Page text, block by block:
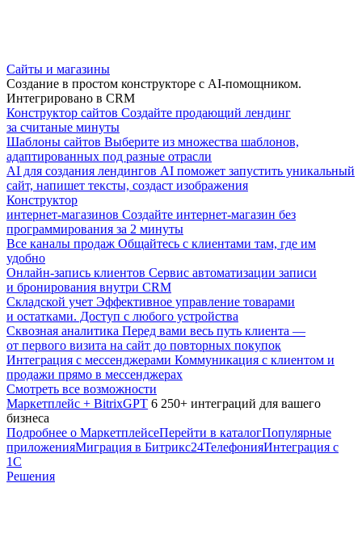
Сайты и магазины
Создание в простом конструкторе с AI-помощником.
Интегрировано в CRM
Конструктор сайтов Создайте продающий лендинг
за считаные минуты
Шаблоны сайтов Выберите из множества шаблонов,
адаптированных под разные отрасли
AI для создания лендингов AI поможет запустить уникальный
сайт, напишет тексты, создаст изображения
Конструктор
интернет-магазинов Создайте интернет-магазин без
программирования за 2 минуты
Все каналы продаж Общайтесь с клиентами там, где им
удобно
Онлайн-запись клиентов Сервис автоматизации записи
и бронирования внутри CRM
Складской учет Эффективное управление товарами
и остатками. Доступ с любого устройства
Сквозная аналитика Перед вами весь путь клиента —
от первого визита на сайт до повторных покупок
Интеграция с мессенджерами Коммуникация с клиентом и
продажи прямо в мессенджерах
Смотреть все возможности
Маркетплейс + BitrixGPT 6 250+ интеграций для вашего
бизнеса
Подробнее о МаркетплейсеПерейти в каталогПопулярные
приложенияМиграция в Битрикс24ТелефонияИнтеграция с
1С
Решения